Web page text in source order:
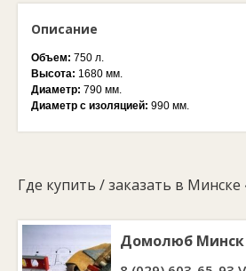
Описание
Объем: 750 л.
Высота: 1680 мм.
Диаметр: 790 мм.
Диаметр с изоляцией: 990 мм.
Где купить / заказать в Минске
Домолюб Минск